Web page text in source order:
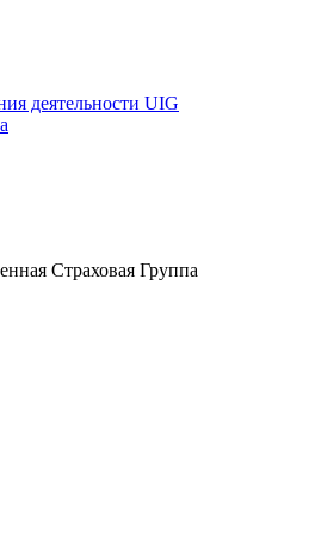
деятельности UIG
Страховая Группа